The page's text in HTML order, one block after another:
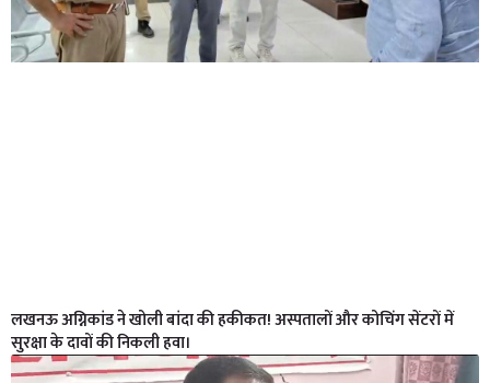
लखनऊ अग्निकांड ने खोली बांदा की हकीकत! अस्पतालों और कोचिंग सेंटरों में
सुरक्षा के दावों की निकली हवा।